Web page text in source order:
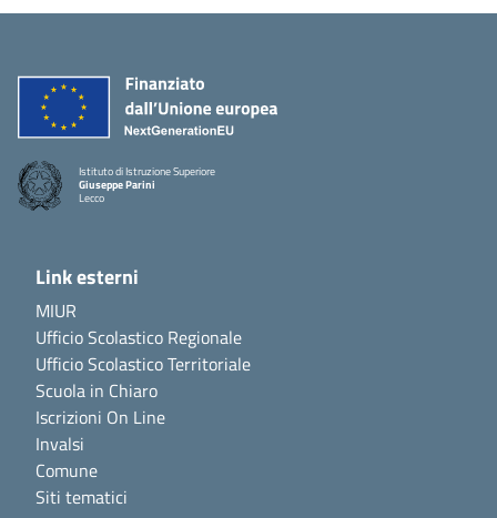
Istituto di Istruzione Superiore
Giuseppe Parini
Lecco
Link esterni
MIUR
Ufficio Scolastico Regionale
Ufficio Scolastico Territoriale
Scuola in Chiaro
Iscrizioni On Line
Invalsi
Comune
Siti tematici